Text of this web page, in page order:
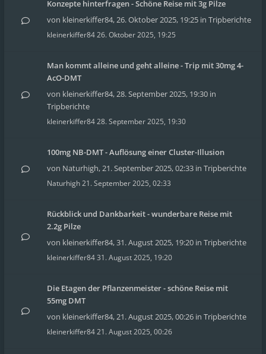
Konzepte hinterfragen - Schöne Reise mit 3g Pilze
von kleinerkiffer84,26. Oktober 2025, 19:25 in Tripberichte
kleinerkiffer8426. Oktober 2025, 19:25
Man kommt alleine und geht alleine - Trip mit 30mg 4-
AcO-DMT
von kleinerkiffer84,28. September 2025, 19:30 in
Tripberichte
kleinerkiffer8428. September 2025, 19:30
100mg NB-DMT - Auflösung einer Cluster-Illusion
von Naturhigh,21. September 2025, 02:33 in Tripberichte
Naturhigh21. September 2025, 02:33
Rückblick und Dankbarkeit - wunderbare Reise mit
2.2g Pilze
von kleinerkiffer84,31. August 2025, 19:20 in Tripberichte
kleinerkiffer8431. August 2025, 19:20
Die Etagen der Pflanzenmeister - schöne Reise mit
55mg DMT
von kleinerkiffer84,21. August 2025, 00:26 in Tripberichte
kleinerkiffer8421. August 2025, 00:26